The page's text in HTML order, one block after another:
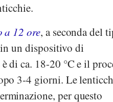
a 12 ore, a seconda del
un dispositivo di
di ca. 18-20 °C e il
3-4 giorni. Le
per questo